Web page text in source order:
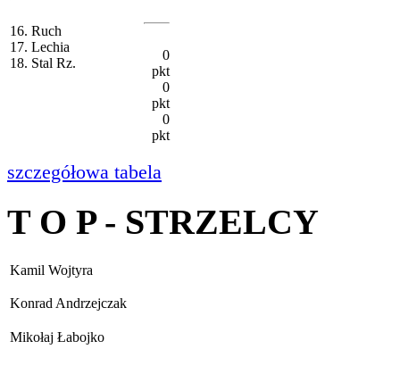
16. Ruch
17. Lechia
18. Stal Rz.
0
pkt
0
pkt
0
pkt
szczegółowa tabela
T O P - STRZELCY
Kamil Wojtyra
Konrad Andrzejczak
Mikołaj Łabojko